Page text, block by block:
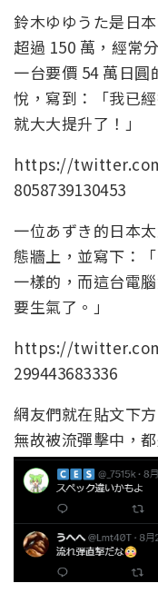
鈴木ゆゆうた是日
超過 150 萬，經常
一台要價 54 萬日圓
悅，寫到：「我已
就大大提升了！」
https://
8058739130453
一位あずき的日本
態牆上，並寫下：
一樣的，而這台電
要生氣了。」
https://
299443683336
網友們就在貼文下
無故被流彈擊中，